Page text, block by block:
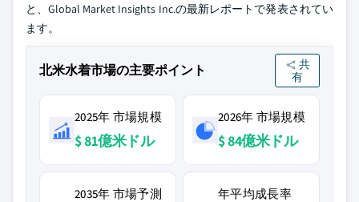
と、Global Market Insights Inc.の最新レポートで発表されてい
ます。
北米水着市場の主要ポイント
共
有
2025年 市場規模
$ 81億米ドル
2026年 市場規模
$ 84億米ドル
2035年 市場予測
年平均成長率